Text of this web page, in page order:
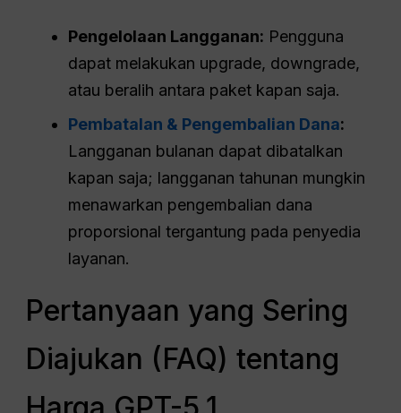
Pengelolaan Langganan: Pengguna
dapat melakukan upgrade, downgrade,
atau beralih antara paket kapan saja.
Pembatalan & Pengembalian Dana:
Langganan bulanan dapat dibatalkan
kapan saja; langganan tahunan mungkin
menawarkan pengembalian dana
proporsional tergantung pada penyedia
layanan.
Pertanyaan yang Sering
Diajukan (FAQ) tentang